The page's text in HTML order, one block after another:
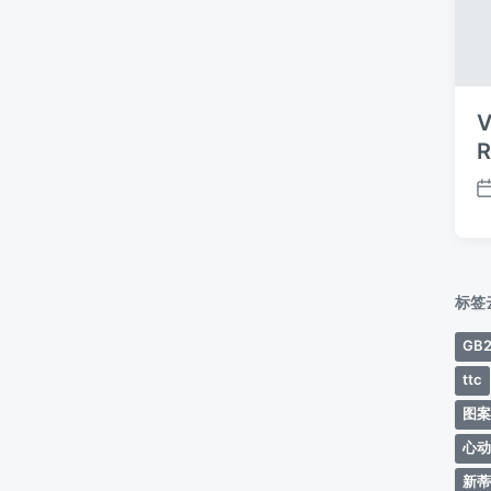
发
标签
ttc
图
心
新